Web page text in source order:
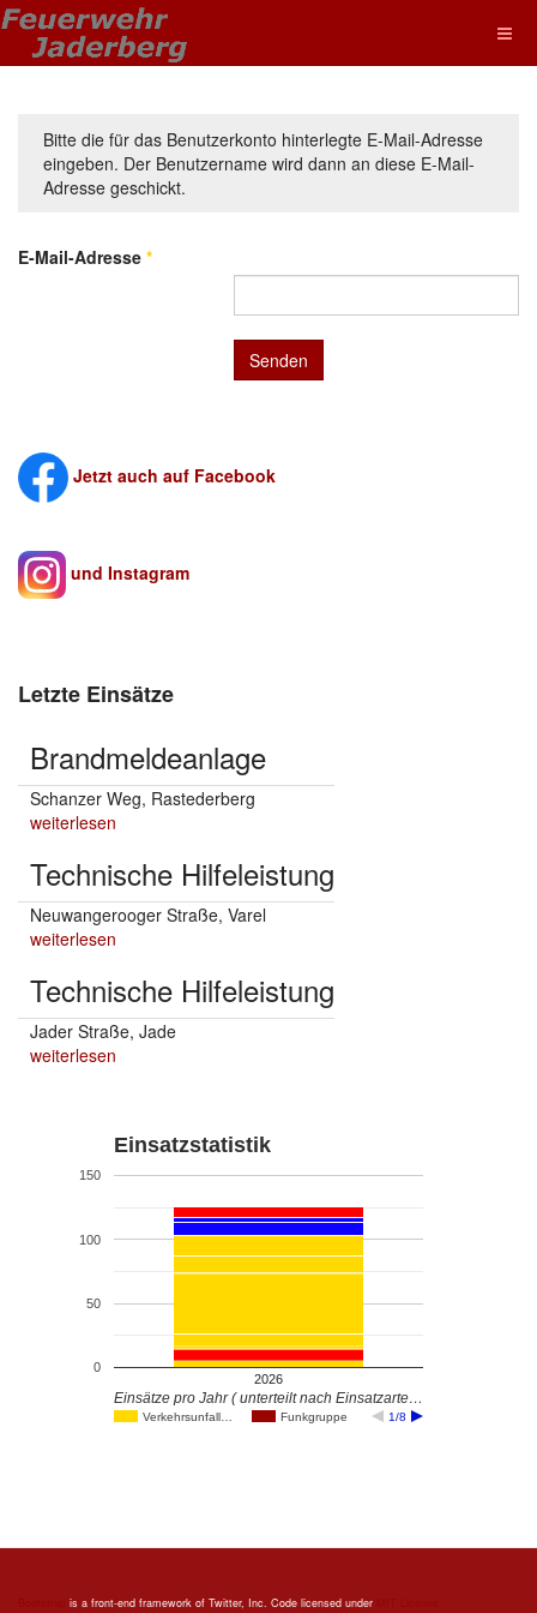
Bitte die für das Benutzerkonto hinterlegte E-Mail-Adresse
eingeben. Der Benutzername wird dann an diese E-Mail-
Adresse geschickt.
E-Mail-Adresse *
Senden
Jetzt auch auf Facebook
und Instagram
Letzte Einsätze
Brandmeldeanlage
Schanzer Weg, Rastederberg
weiterlesen
Technische Hilfeleistung
Neuwangerooger Straße, Varel
weiterlesen
Technische Hilfeleistung
Jader Straße, Jade
weiterlesen
Einsatzstatistik
Verkehrsunfall… Funkgruppe 1/8
2026
0
50
100
150
Einsätze pro Jahr ( unterteilt nach Einsatzarte…
is a front-end framework of Twitter, Inc. Code licensed under